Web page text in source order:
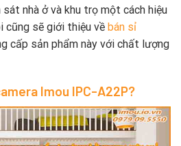
nhà ở và khu trọ một cách hiệu
cũng sẽ giới thiệu về bán sỉ
cấp sản phẩm này với chất lượng
Imou IPC-A22P?